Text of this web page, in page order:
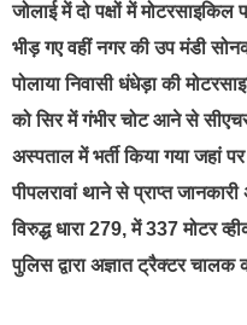
जोलाई में दो पक्षों में
भीड़ गए वहीं नगर की उप मंडी
पोलाया निवासी धंधेड़ा की
को सिर में गंभीर चोट आने से
अस्पताल में भर्ती किया गया जहां
पीपलरावां थाने से प्राप्त
विरुद्ध धारा 279, में 337 मोटर
पुलिस द्वारा अज्ञात ट्रैक्टर चालक